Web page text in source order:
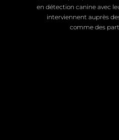
en détection canine avec
interviennent auprès
comme des